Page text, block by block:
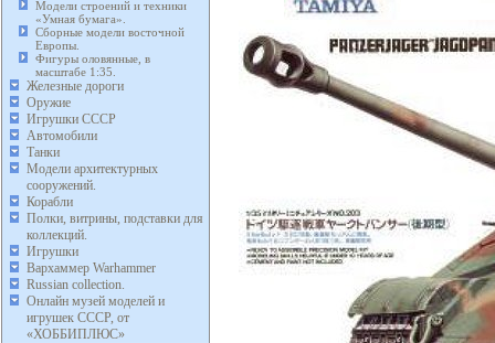
Модели строений и техники
«Умная бумага».
Сборные модели восточной
Европы.
Фигуры оловянные, в
масштабе 1:35.
Железные дороги
Оружие
Игрушки СССР
Автомобили
Танки
Модели архитектурных
сооружений.
Корабли
Полки, витрины, подставки для
коллекций.
Игрушки
Вархаммер Warhammer
Russian collection.
Онлайн музей моделей и
игрушек СССР, от
«ХОББИПЛЮС»